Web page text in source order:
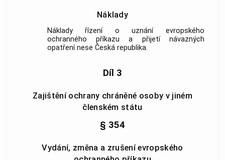
Náklady
Náklady řízení o uznání evropského
ochranného příkazu a přijetí návazných
opatření nese Česká republika.
Díl 3
Zajištění ochrany chráněné osoby v jiném
členském státu
§ 354
Vydání, změna a zrušení evropského